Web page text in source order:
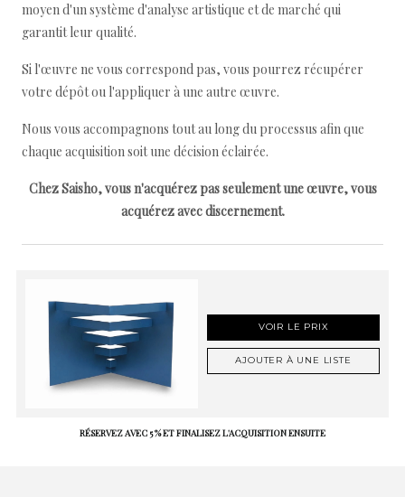
moyen d'un système d'analyse artistique et de marché qui
garantit leur qualité.
Si l'œuvre ne vous correspond pas, vous pourrez récupérer
votre dépôt ou l'appliquer à une autre œuvre.
Nous vous accompagnons tout au long du processus afin que
chaque acquisition soit une décision éclairée.
Chez Saisho, vous n'acquérez pas seulement une œuvre, vous
acquérez avec discernement.
VOIR LE PRIX
AJOUTER À UNE LISTE
RÉSERVEZ AVEC 5 % ET FINALISEZ L'ACQUISITION ENSUITE